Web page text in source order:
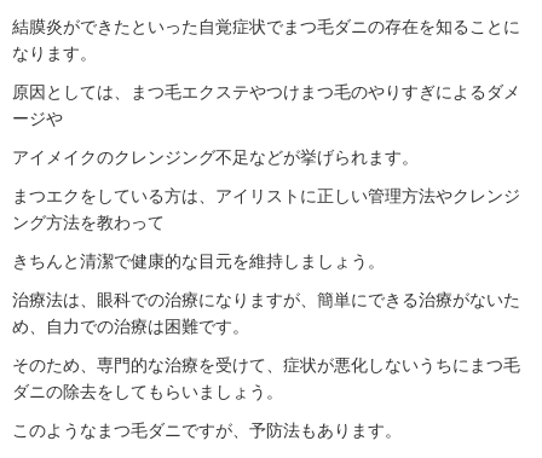
結膜炎ができたといった自覚症状でまつ毛ダニの存在を知ることに
なります。
原因としては、まつ毛エクステやつけまつ毛のやりすぎによるダメ
ージや
アイメイクのクレンジング不足などが挙げられます。
まつエクをしている方は、アイリストに正しい管理方法やクレンジ
ング方法を教わって
きちんと清潔で健康的な目元を維持しましょう。
治療法は、眼科での治療になりますが、簡単にできる治療がないた
め、自力での治療は困難です。
そのため、専門的な治療を受けて、症状が悪化しないうちにまつ毛
ダニの除去をしてもらいましょう。
このようなまつ毛ダニですが、予防法もあります。